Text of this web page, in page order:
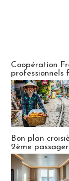
Coopération
professionnels
Bon plan
2ème